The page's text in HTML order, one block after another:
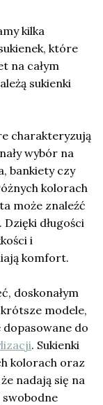
kilka
które
na całym
sukienki
charakteryzują
wybór na
bankiety czy
kolorach
może znaleźć
długości
i
komfort.
doskonałym
krótsze modele,
dopasowane do
. Sukienki
kolorach oraz
nadają się na